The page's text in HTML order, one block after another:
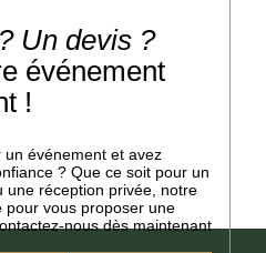
Un devis ?
événement
!
un événement et avez
? Que ce soit pour un
une réception privée, notre
pour vous proposer une
nous dès maintenant